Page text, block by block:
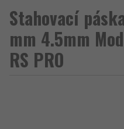
Stahovací
mm 4.5mm
RS PRO